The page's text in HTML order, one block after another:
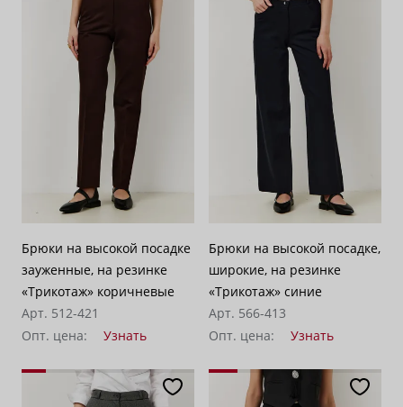
Брюки на высокой посадке
зауженные, на резинке
«Трикотаж» коричневые
Арт. 512-421
Опт. цена:
Узнать
Брюки на высокой посадке,
широкие, на резинке
«Трикотаж» синие
Арт. 566-413
Опт. цена:
Узнать